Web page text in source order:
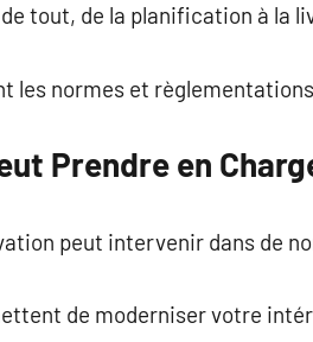
tout, de la planification à la
les normes et
Prendre en
peut intervenir dans de
de moderniser votre